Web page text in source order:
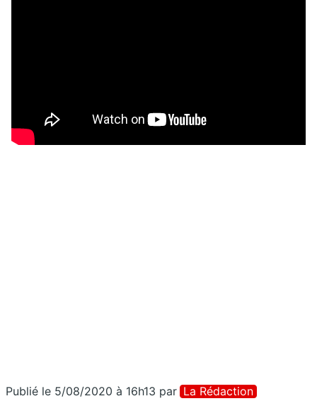
Publié le 5/08/2020 à 16h13 par La Rédaction